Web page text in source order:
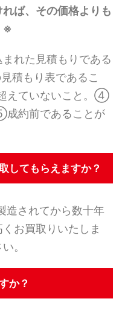
ば、その価格よりも
※
れた見積もりである
積もり表であるこ
えていないこと。④
約前であることが
てもらえますか？
されてから数十年
お買取りいたしま
。
か？